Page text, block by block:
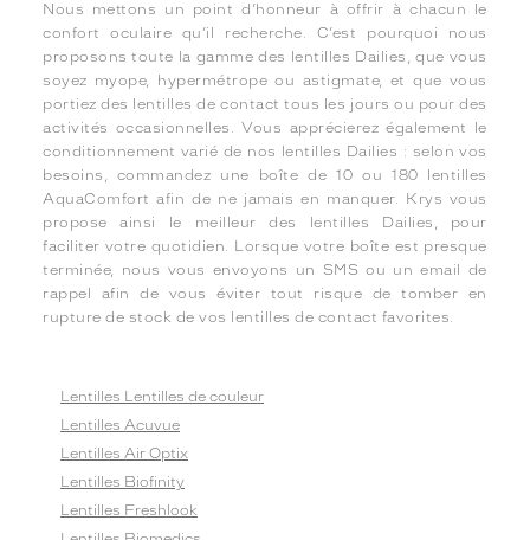
Nous mettons un point d’honneur à offrir à chacun le
confort oculaire qu’il recherche. C’est pourquoi nous
proposons toute la gamme des lentilles Dailies, que vous
soyez myope, hypermétrope ou astigmate, et que vous
portiez des lentilles de contact tous les jours ou pour des
activités occasionnelles. Vous apprécierez également le
conditionnement varié de nos lentilles Dailies : selon vos
besoins, commandez une boîte de 10 ou 180 lentilles
AquaComfort afin de ne jamais en manquer. Krys vous
propose ainsi le meilleur des lentilles Dailies, pour
faciliter votre quotidien. Lorsque votre boîte est presque
terminée, nous vous envoyons un SMS ou un email de
rappel afin de vous éviter tout risque de tomber en
rupture de stock de vos lentilles de contact favorites.
Lentilles Lentilles de couleur
Lentilles Acuvue
Lentilles Air Optix
Lentilles Biofinity
Lentilles Freshlook